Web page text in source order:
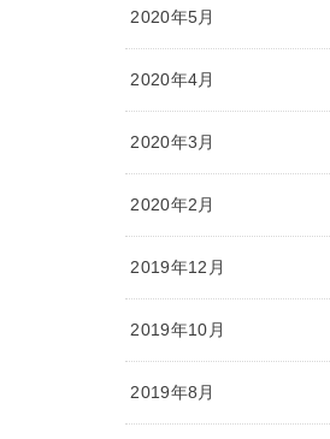
2020年5月
2020年4月
2020年3月
2020年2月
2019年12月
2019年10月
2019年8月